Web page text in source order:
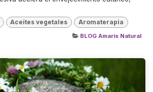
Aceites vegetales Aromaterapia
BLOG Amaris Natural